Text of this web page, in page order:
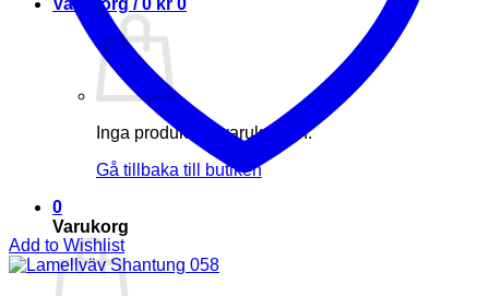
Varukorg /0 kr 0
Inga produkter i varukorgen.
Gå tillbaka till butiken
0
Varukorg
Add to Wishlist